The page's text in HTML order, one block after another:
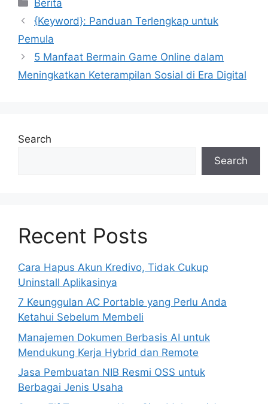
Berita
{Keyword}: Panduan Terlengkap untuk
Pemula
5 Manfaat Bermain Game Online dalam
Meningkatkan Keterampilan Sosial di Era Digital
Search
Search
Recent Posts
Cara Hapus Akun Kredivo, Tidak Cukup
Uninstall Aplikasinya
7 Keunggulan AC Portable yang Perlu Anda
Ketahui Sebelum Membeli
Manajemen Dokumen Berbasis AI untuk
Mendukung Kerja Hybrid dan Remote
Jasa Pembuatan NIB Resmi OSS untuk
Berbagai Jenis Usaha